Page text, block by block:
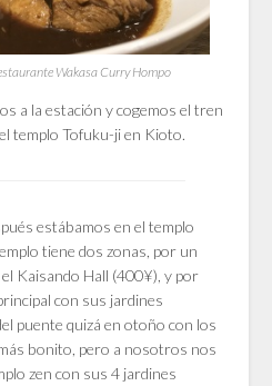
Wakasa Curry Hompo
a la estación y cogemos el tren
templo Tofuku-ji en Kioto.
estábamos en el templo
tiene dos zonas, por un
Kaisando Hall (400¥), y por
con sus jardines
puentequizá en otoño con los
bonito, pero a nosotros nos
zen con sus 4 jardines